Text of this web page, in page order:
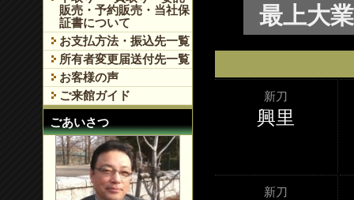
販売・予約販売・当社保
証書について
お支払方法・振込先一覧
所有者変更届送付先一覧
お客様の声
ご来館ガイド
ごあいさつ
最上大
新刀
興里
新刀